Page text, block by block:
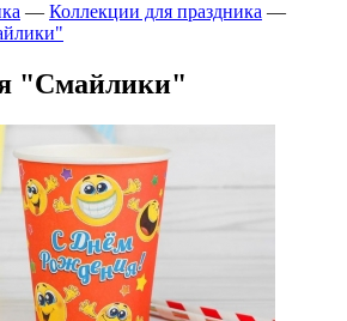
— Коллекции для праздника —
"Смайлики"